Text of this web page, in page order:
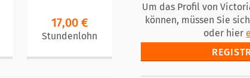
17,00 €
Stundenlohn
Um das Profil von
können, müssen Sie
oder hier